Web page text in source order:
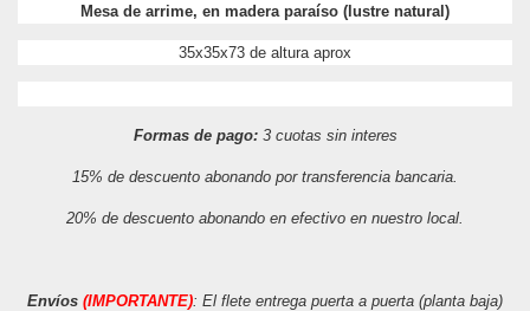
Mesa de arrime, en madera paraíso (lustre natural)
35x35x73 de altura aprox
Formas de pago: 3 cuotas sin interes
15% de descuento abonando por transferencia bancaria.
20% de descuento abonando en efectivo en nuestro local.
Envíos (IMPORTANTE): El flete entrega puerta a puerta (planta baja)